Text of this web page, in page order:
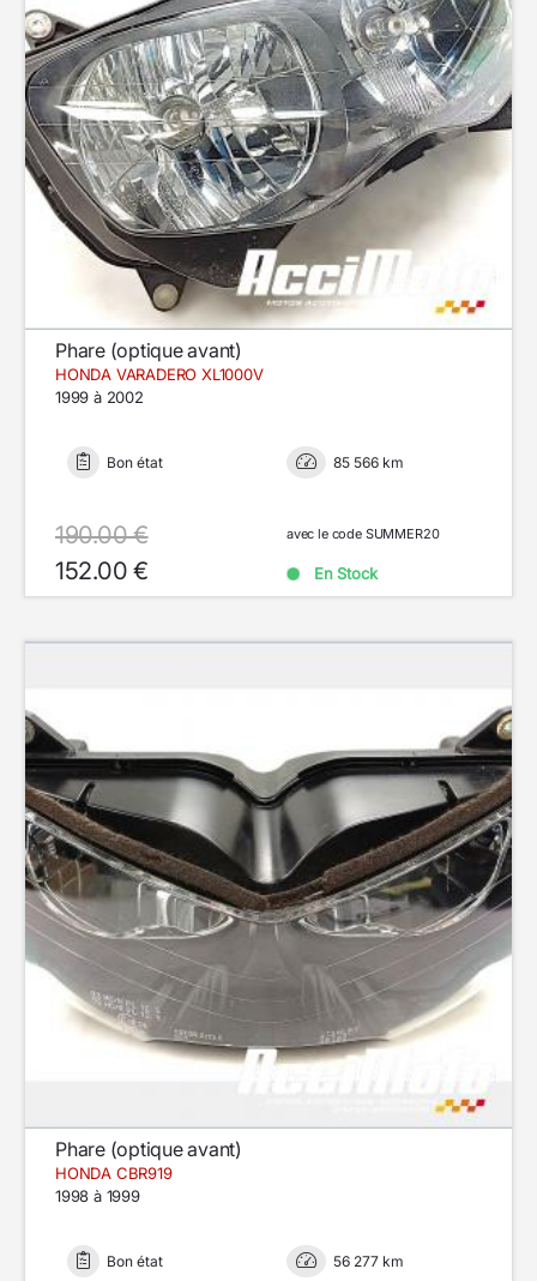
Phare (optique avant)
HONDA VARADERO XL1000V
1999 à 2002
Bon état 85 566 km
190.00 €
152.00 €
avec le code SUMMER20
En Stock
Phare (optique avant)
HONDA CBR919
1998 à 1999
Bon état 56 277 km